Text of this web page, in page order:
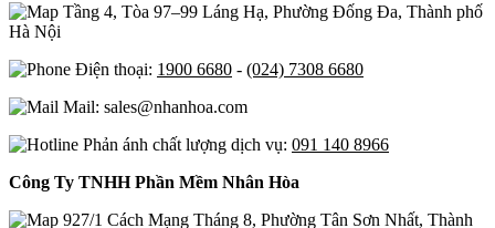
Tầng 4, Tòa 97–99 Láng Hạ, Phường Đống Đa, Thành phố
Hà Nội
Điện thoại: 1900 6680 - (024) 7308 6680
Mail: sales@nhanhoa.com
Phản ánh chất lượng dịch vụ: 091 140 8966
Công Ty TNHH Phần Mềm Nhân Hòa
927/1 Cách Mạng Tháng 8, Phường Tân Sơn Nhất, Thành